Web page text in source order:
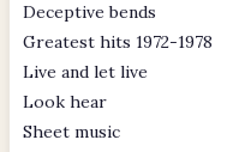
Deceptive bends
Greatest hits 1972-1978
Live and let live
Look hear
Sheet music